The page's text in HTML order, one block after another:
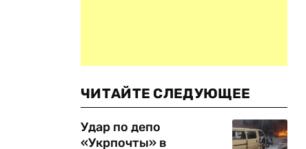
ЧИТАЙТЕ СЛЕДУЮЩЕЕ
Удар по депо
«Укрпочты» в